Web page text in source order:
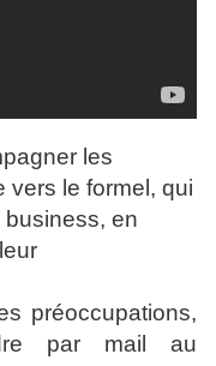
les
vers le formel, qui
business, en
préoccupations,
par mail au